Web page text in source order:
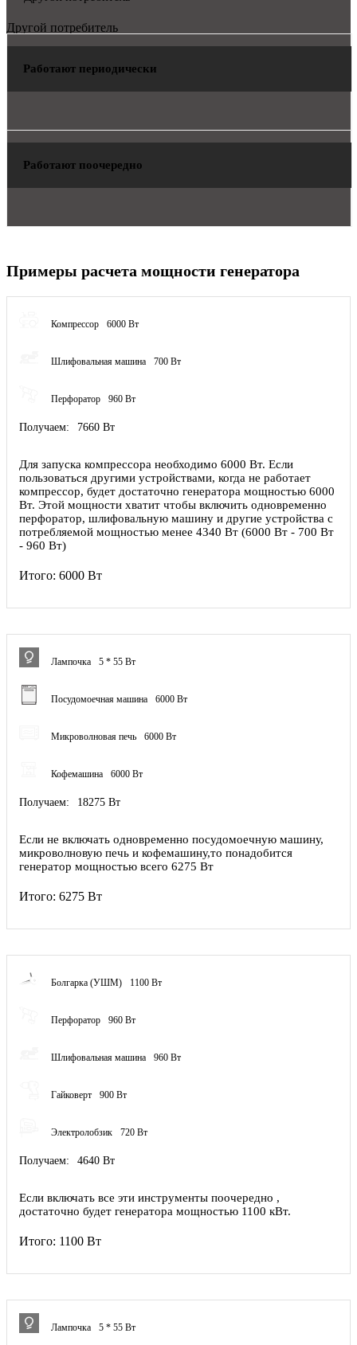
Другой потребитель
Работают периодически
Работают поочередно
Примеры расчета мощности генератора
Компрессор 6000 Вт
Шлифовальная машина 700 Вт
Перфоратор 960 Вт
Получаем: 7660 Вт
Для запуска компрессора необходимо 6000 Вт. Если
пользоваться другими устройствами, когда не работает
компрессор, будет достаточно генератора мощностью 6000
Вт. Этой мощности хватит чтобы включить одновременно
перфоратор, шлифовальную машину и другие устройства с
потребляемой мощностью менее 4340 Вт (6000 Вт - 700 Вт
- 960 Вт)
Итого: 6000 Вт
Лампочка 5 * 55 Вт
Посудомоечная машина 6000 Вт
Микроволновая печь 6000 Вт
Кофемашина 6000 Вт
Получаем: 18275 Вт
Если не включать одновременно посудомоечную машину,
микроволновую печь и кофемашину,то понадобится
генератор мощностью всего 6275 Вт
Итого: 6275 Вт
Болгарка (УШМ) 1100 Вт
Перфоратор 960 Вт
Шлифовальная машина 960 Вт
Гайковерт 900 Вт
Электролобзик 720 Вт
Получаем: 4640 Вт
Если включать все эти инструменты поочередно ,
достаточно будет генератора мощностью 1100 кВт.
Итого: 1100 Вт
Лампочка 5 * 55 Вт